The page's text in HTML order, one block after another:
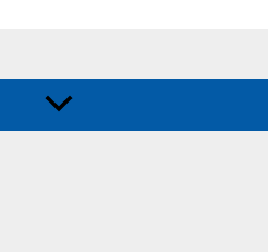
Alternar
menú